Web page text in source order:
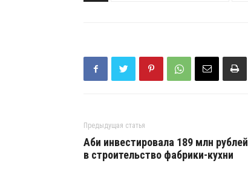
Предыдущая статья
Аби инвестировала 189 млн рублей
в строительство фабрики-кухни